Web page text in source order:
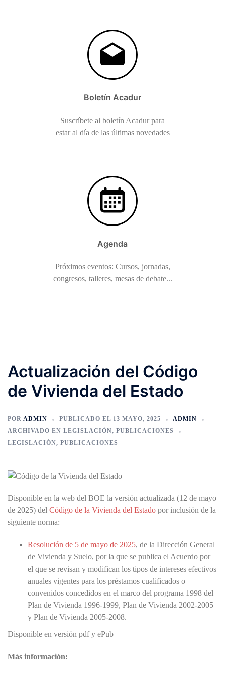
Boletín Acadur
Suscríbete al boletín Acadur para
estar al día de las últimas novedades
Agenda
Próximos eventos: Cursos, jornadas,
congresos, talleres, mesas de debate...
Actualización del Código
de Vivienda del Estado
POR ADMIN PUBLICADO EL 13 MAYO, 2025
ADMIN
ARCHIVADO EN LEGISLACIÓN, PUBLICACIONES
LEGISLACIÓN, PUBLICACIONES
Disponible en la web del BOE la versión actualizada (12 de mayo
de 2025) del Código de la Vivienda del Estado por inclusión de la
siguiente norma:
Resolución de 5 de mayo de 2025, de la Dirección General
de Vivienda y Suelo, por la que se publica el Acuerdo por
el que se revisan y modifican los tipos de intereses efectivos
anuales vigentes para los préstamos cualificados o
convenidos concedidos en el marco del programa 1998 del
Plan de Vivienda 1996-1999, Plan de Vivienda 2002-2005
y Plan de Vivienda 2005-2008.
Disponible en versión pdf y ePub
Más información: